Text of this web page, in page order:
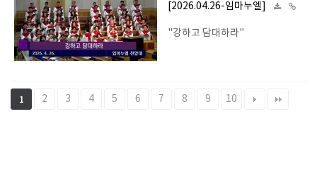
[2026.04.26-임마누엘]
"강하고 담대하라"
1 2 3 4 5 6 7 8 9 10